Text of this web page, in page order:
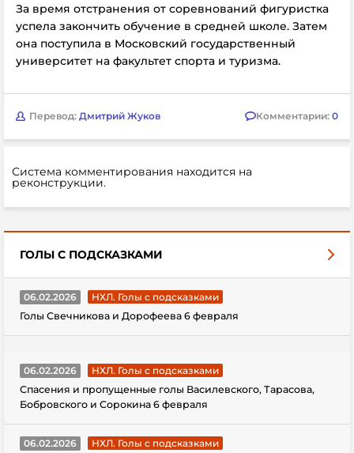
За время отстранения от соревнований фигуристка
успела закончить обучение в средней школе. Затем
она поступила в Московский государственный
университет на факультет спорта и туризма.
Перевод: Дмитрий Жуков Комментарии: 0
Система комментирования находится на
реконструкции.
ГОЛЫ С ПОДСКАЗКАМИ
06.02.2026
НХЛ. Голы с подсказками
Голы Свечникова и Дорофеева 6 февраля
06.02.2026
НХЛ. Голы с подсказками
Спасения и пропущенные голы Василевского, Тарасова,
Бобровского и Сорокина 6 февраля
06.02.2026
НХЛ. Голы с подсказками